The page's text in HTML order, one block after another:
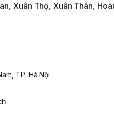
Xuân Thọ, Xuân Thân, Hoài
TP. Hà Nội